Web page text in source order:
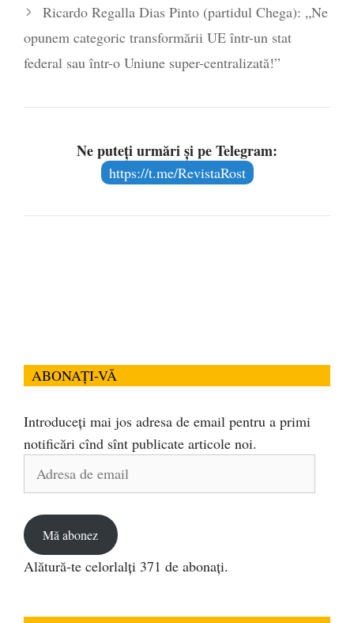
Ricardo Regalla Dias Pinto (partidul Chega): „Ne
opunem categoric transformării UE într-un stat
federal sau într-o Uniune super-centralizată!”
Ne puteți urmări și pe Telegram:
https://t.me/RevistaRost
ABONAȚI-VĂ
Introduceți mai jos adresa de email pentru a primi
notificări cînd sînt publicate articole noi.
Adresa
Mă abonez
Alătură-te celorlalți 371 de abonați.